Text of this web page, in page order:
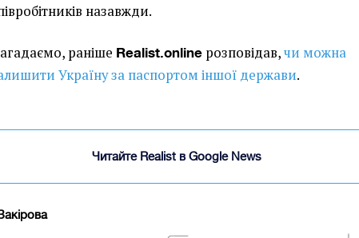
назавжди.
раніше Realist.online розповідав,чи можна
Україну за паспортом іншої держави.
Читайте Realist в Google News